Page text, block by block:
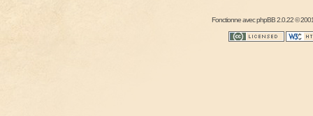
Fonctionne avecphpBB2.0.22 ©